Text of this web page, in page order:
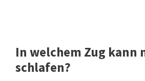
In welchem Zug kann
schlafen?